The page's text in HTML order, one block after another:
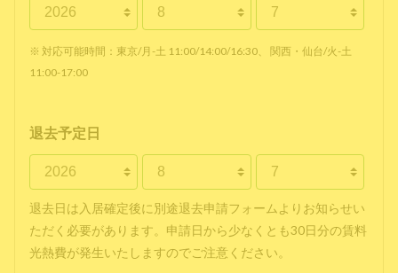
※ 対応可能時間：東京/月-土 11:00/14:00/16:30、 関西・仙台/火-土
11:00-17:00
退去予定日
退去日は入居確定後に別途退去申請フォームよりお知らせい
ただく必要があります。申請日から少なくとも30日分の賃料
光熱費が発生いたしますのでご注意ください。